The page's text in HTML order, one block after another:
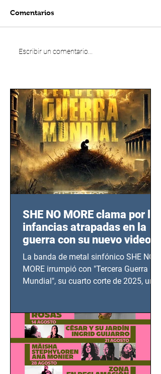
Comentarios
Escribir un comentario...
SHE NO MORE clama por las
infancias atrapadas en la
guerra con su nuevo video
TERCERA GUERRA
MUNDIAL
La banda de metal sinfónico SHE NO
MORE irrumpió con "Tercera Guerra
Mundial", su cuarto corte de 2025, un
bélicos.